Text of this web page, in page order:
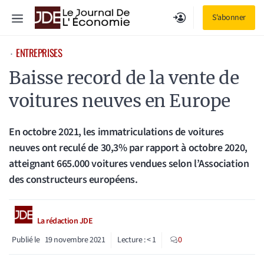
S'abonner
Menu
⋅ ENTREPRISES
Baisse record de la vente de
voitures neuves en Europe
En octobre 2021, les immatriculations de voitures
neuves ont reculé de 30,3% par rapport à octobre 2020,
atteignant 665.000 voitures vendues selon l’Association
des constructeurs européens.
La rédaction JDE
Publié le 19 novembre 2021 Lecture :< 1 0